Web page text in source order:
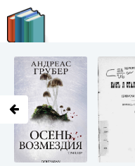
LITMIR.ORG